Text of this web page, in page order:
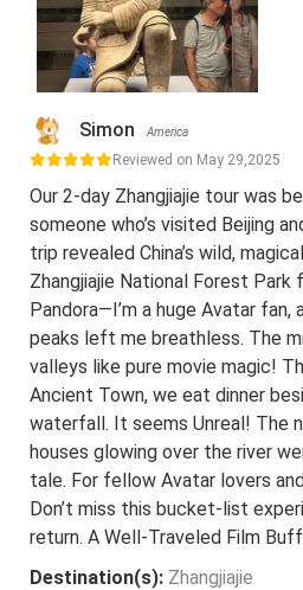
Simon America
Reviewed on May 29,2025
Our 2-day Zhangjiajie tour was
someone who’s visited Beijing
trip revealed China’s wild,
Zhangjiajie National Forest
Pandora—I’m a huge Avatar fan,
peaks left me breathless. The
valleys like pure movie magic!
Ancient Town, we eat dinner
waterfall. It seems Unreal! The
houses glowing over the river
tale. For fellow Avatar lovers
Don’t miss this bucket-list
return. A Well-Traveled Film
Destination(s): Zhangjiajie